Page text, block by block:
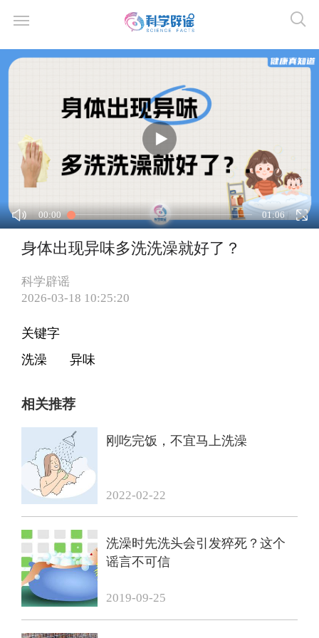
00:00 01:06
身体出现异味多洗洗澡就好了？
科学辟谣
2026-03-18 10:25:20
关键字
洗澡
异味
相关推荐
刚吃完饭，不宜马上洗澡
2022-02-22
洗澡时先洗头会引发猝死？这个
谣言不可信
2019-09-25